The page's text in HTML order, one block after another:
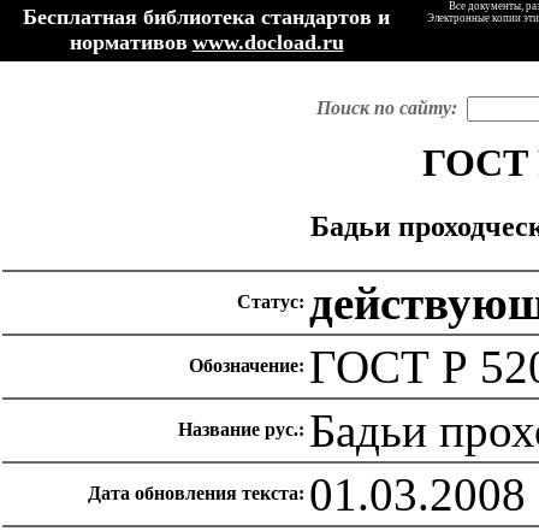
Бесплатная библиотека стандартов и
нормативов www.docload.ru
Все документы,
Электронные копии
Поиск по сайту:
ГОСТ
Бадьи
Статус:
Обозначение: ГОСТ Р
Название рус.: Бадьи
Дата обновления текста: 01.03.2008